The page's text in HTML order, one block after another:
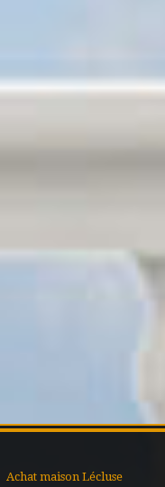
Achat maison Lécluse